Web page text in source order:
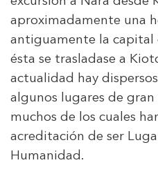
aproximadamente una
antiguamente la capital
ésta se trasladase a
actualidad hay
algunos lugares de
muchos de los cuales
acreditación de ser
Humanidad.